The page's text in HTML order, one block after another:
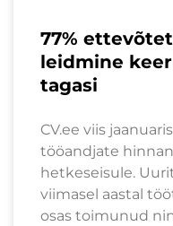
77%
leidmine
tagasi
CV.ee viis
tööandjate
hetkeseisule.
viimasel aastal
osas toimunud